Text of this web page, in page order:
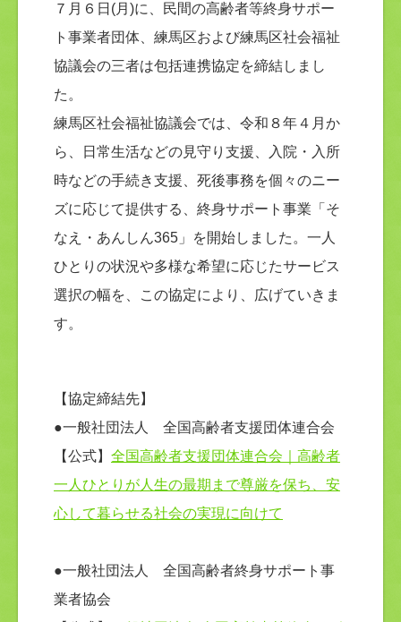
７月６日(月)に、民間の高齢者等終身サポー
ト事業者団体、練馬区および練馬区社会福祉
協議会の三者は包括連携協定を締結しまし
た。
練馬区社会福祉協議会では、令和８年４月か
ら、日常生活などの見守り支援、入院・入所
時などの手続き支援、死後事務を個々のニー
ズに応じて提供する、終身サポート事業「そ
なえ・あんしん365」を開始しました。一人
ひとりの状況や多様な希望に応じたサービス
選択の幅を、この協定により、広げていきま
す。
【協定締結先】
●一般社団法人 全国高齢者支援団体連合会
【公式】 全国高齢者支援団体連合会｜高齢者
一人ひとりが人生の最期まで尊厳を保ち、安
心して暮らせる社会の実現に向けて
●一般社団法人 全国高齢者終身サポート事
業者協会